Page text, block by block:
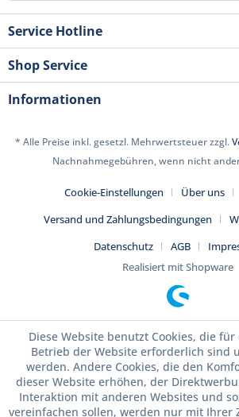
Service Hotline
Shop Service
Informationen
* Alle Preise inkl. gesetzl. Mehrwertsteuer zzgl.
Nachnahmegebühren, wenn nicht
Cookie-Einstellungen Über uns
Versand und Zahlungsbedingungen
Datenschutz
AGB
Realisiert mit Shopware
Diese Website benutzt Cookies, die
Betrieb der Website erforderlich sind
werden. Andere Cookies, die den
dieser Website erhöhen, der
Interaktion mit anderen Websites und
vereinfachen sollen, werden nur mit Ihrer